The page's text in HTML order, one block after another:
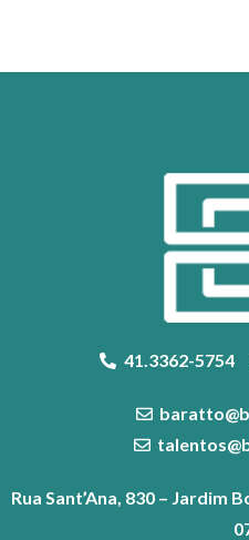
41.3362-5754
Rua Sant’Ana, 830 – Jardim